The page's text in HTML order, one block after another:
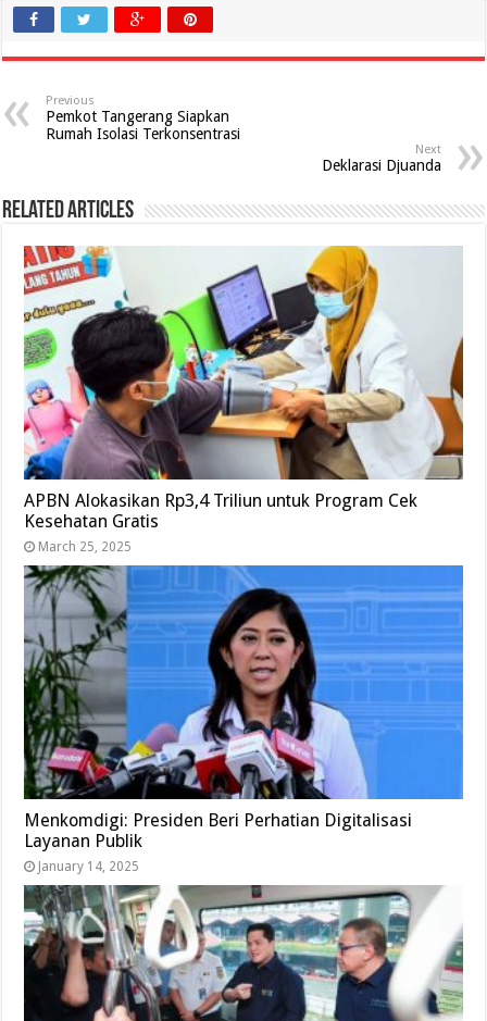
Previous
Pemkot Tangerang Siapkan
Rumah Isolasi Terkonsentrasi
Next
Deklarasi Djuanda
Related Articles
APBN Alokasikan Rp3,4 Triliun untuk Program Cek
Kesehatan Gratis
March 25, 2025
Menkomdigi: Presiden Beri Perhatian Digitalisasi
Layanan Publik
January 14, 2025